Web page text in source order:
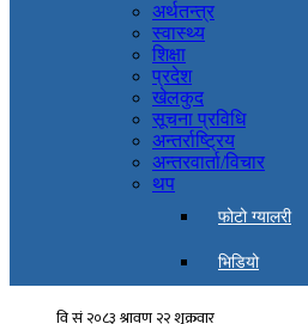
अर्थतन्त्र
स्वास्थ्य
शिक्षा
प्रदेश
खेलकुद
सूचना प्रविधि
अन्तर्राष्ट्रिय
अन्तरवार्ता/विचार
थप
फोटो ग्यालरी
भिडियो